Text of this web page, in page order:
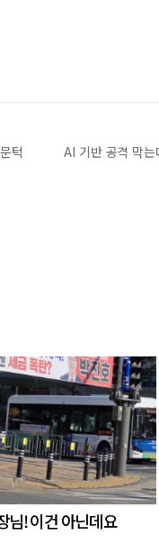
턱
AI 기반 공격 막
님! 이건 아닌데요